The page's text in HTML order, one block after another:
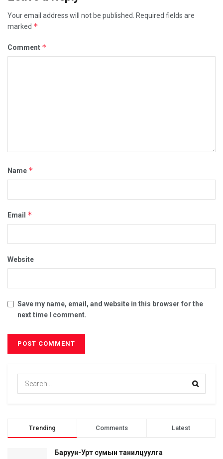
Your email address will not be published.
Required fields are
marked *
Comment *
Name *
Email *
Website
Save my name, email, and website in this browser for the
next time I comment.
Trending Comments Latest
Баруун-Урт сумын танилцуулга